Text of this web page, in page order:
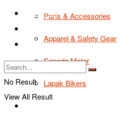
Parts & Accessories
Apparel & Safety Gear
Sepeda Motor
Lapak Bikers
TIPS & TRIK
Tentang Kami
No Result
View All Result